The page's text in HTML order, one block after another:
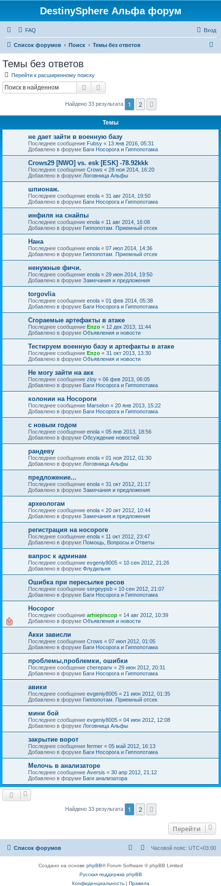
DestinySphere Альфа форум
FAQ Вход
Список форумов Поиск Темы без ответов
Темы без ответов
Перейти к расширенному поиску
Поиск
Найдено 33 результата 1 2
Темы
не дает зайти в военную базу
Последнее сообщение Fubsy « 13 янв 2016, 05:31
Добавлено в форуме Баги Носорога и Гиппопотама
Crows29 [NWO] vs. esk [ESK] -78.92kkk
Последнее сообщение Crows « 28 ноя 2014, 16:20
Добавлено в форуме Логовница Альфы
шпионаж.
Последнее сообщение enola « 31 авг 2014, 19:50
Добавлено в форуме Баги Носорога и Гиппопотама
инфиля на снайпы
Последнее сообщение enola « 11 авг 2014, 16:08
Добавлено в форуме Гиппопотам. Приемный отсек
Нана
Последнее сообщение enola « 07 июл 2014, 14:36
Добавлено в форуме Гиппопотам. Приемный отсек
ненужные фичи.
Последнее сообщение enola « 29 июн 2014, 19:50
Добавлено в форуме Замечания и предложения
torgovlia
Последнее сообщение enola « 01 фев 2014, 05:38
Добавлено в форуме Баги Носорога и Гиппопотама
Сгораемые артефакты в атаке
Последнее сообщение Enzo « 12 дек 2013, 11:44
Добавлено в форуме Объявления и новости
Тестируем военную базу и артефакты в атаке
Последнее сообщение Enzo « 31 окт 2013, 13:30
Добавлено в форуме Объявления и новости
Не могу зайти на акк
Последнее сообщение zloy « 06 фев 2013, 06:05
Добавлено в форуме Баги Носорога и Гиппопотама
колонии на Носороги
Последнее сообщение Marselon « 20 янв 2013, 15:22
Добавлено в форуме Баги Носорога и Гиппопотама
с новым годом
Последнее сообщение enola « 05 янв 2013, 18:56
Добавлено в форуме Обсуждение новостей
рандеву
Последнее сообщение enola « 01 ноя 2012, 01:30
Добавлено в форуме Логовница Альфы
предложение...
Последнее сообщение enola « 31 окт 2012, 21:17
Добавлено в форуме Замечания и предложения
археологам
Последнее сообщение enola « 20 окт 2012, 10:44
Добавлено в форуме Замечания и предложения
регистрация на носороге
Последнее сообщение enola « 11 окт 2012, 23:47
Добавлено в форуме Помощь, Вопросы и Ответы
вапрос к админам
Последнее сообщение evgeniy8005 « 10 сен 2012, 21:26
Добавлено в форуме Флудильня
Ошибка при пересылке ресов
Последнее сообщение sergeypsb « 10 сен 2012, 21:07
Добавлено в форуме Баги Носорога и Гиппопотама
Носорог
Последнее сообщение arhiepiscop « 14 авг 2012, 10:39
Добавлено в форуме Объявления и новости
Акки зависли
Последнее сообщение Crows « 07 июл 2012, 01:05
Добавлено в форуме Баги Носорога и Гиппопотама
проблемы,проблемки, ошибки
Последнее сообщение cherepanv « 29 июн 2012, 20:31
Добавлено в форуме Баги Носорога и Гиппопотама
авики
Последнее сообщение evgeniy8005 « 21 июн 2012, 01:35
Добавлено в форуме Гиппопотам. Приемный отсек
мини бой
Последнее сообщение evgeniy8005 « 04 июн 2012, 12:08
Добавлено в форуме Логовница Альфы
закрытие ворот
Последнее сообщение fermer « 05 май 2012, 16:13
Добавлено в форуме Баги Носорога и Гиппопотама
Мелочь в анализаторе
Последнее сообщение Aversis « 30 апр 2012, 21:12
Добавлено в форуме Баги анализатора
Найдено 33 результата 1 2
Перейти
Список форумов Часовой пояс: UTC+03:00
Создано на основе phpBB® Forum Software © phpBB Limited
Русская поддержка phpBB
Конфиденциальность| Правила